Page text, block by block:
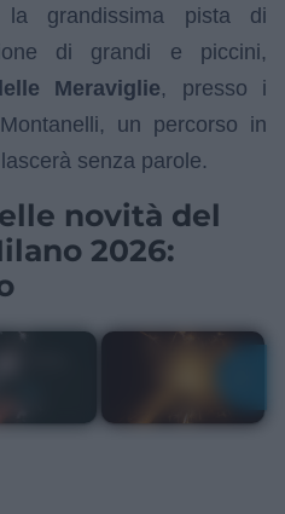
grandissima pista di
di grandi e piccini,
Meraviglie, presso i
un percorso in
senza parole.
novità del
2026: